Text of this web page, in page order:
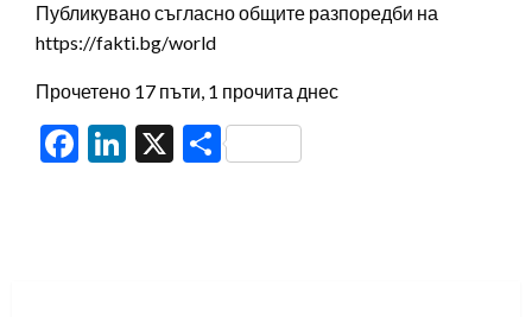
Публикувано съгласно общите разпоредби на
https://fakti.bg/world
Прочетено 17 пъти, 1 прочита днес
Facebook
LinkedIn
X Share